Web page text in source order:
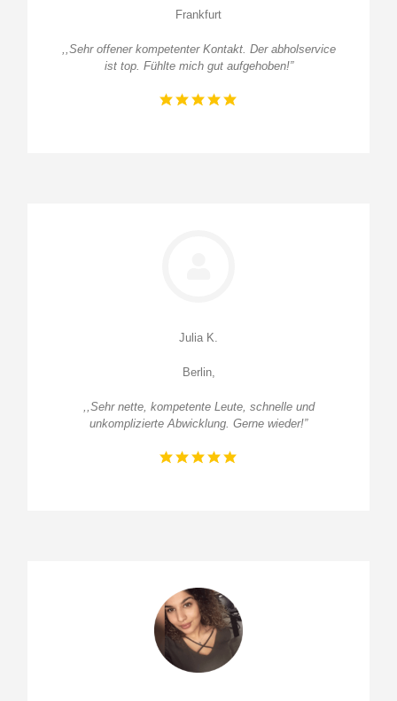
Frankfurt
,,Sehr offener kompetenter Kontakt. Der abholservice
ist top. Fühlte mich gut aufgehoben!”
Julia K.
Berlin,
,,Sehr nette, kompetente Leute, schnelle und
unkomplizierte Abwicklung. Gerne wieder!”